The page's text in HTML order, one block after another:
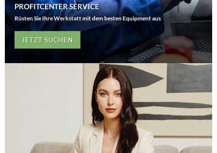
PROFITCENTER SERVICE
Rüsten Sie Ihre Werkstatt mit dem besten Equipment aus
JETZT SUCHEN